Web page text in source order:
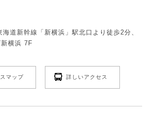
道新幹線「新横浜」駅北口より徒歩2分、
横浜 7F
マップ 詳しいアクセス